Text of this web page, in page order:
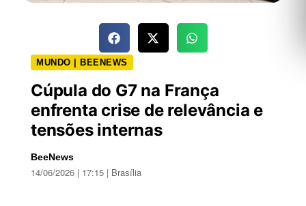
MUNDO | BEENEWS
Cúpula do G7 na França
enfrenta crise de relevância e
tensões internas
BeeNews
14/06/2026 | 17:15 | Brasília